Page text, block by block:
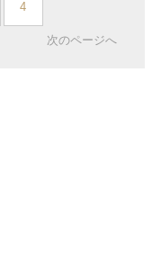
4
次のページへ